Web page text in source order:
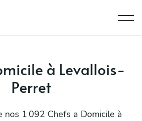
à Levallois-
Perret
nos 1 092 Chefs a Domicile à